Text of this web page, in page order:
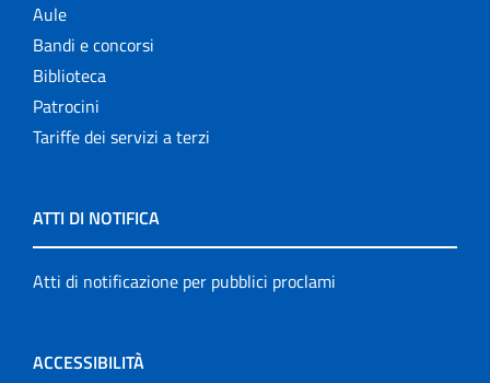
Aule
Bandi e concorsi
Biblioteca
Patrocini
Tariffe dei servizi a terzi
ATTI DI NOTIFICA
Atti di notificazione per pubblici proclami
ACCESSIBILITÀ